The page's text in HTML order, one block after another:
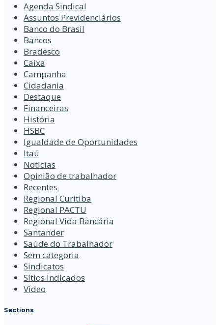
Agenda Sindical
Assuntos Previdenciários
Banco do Brasil
Bancos
Bradesco
Caixa
Campanha
Cidadania
Destaque
Financeiras
História
HSBC
Igualdade de Oportunidades
Itaú
Notícias
Opinião de trabalhador
Recentes
Regional Curitiba
Regional PACTU
Regional Vida Bancária
Santander
Saúde do Trabalhador
Sem categoria
Sindicatos
Sítios Indicados
Video
Sections